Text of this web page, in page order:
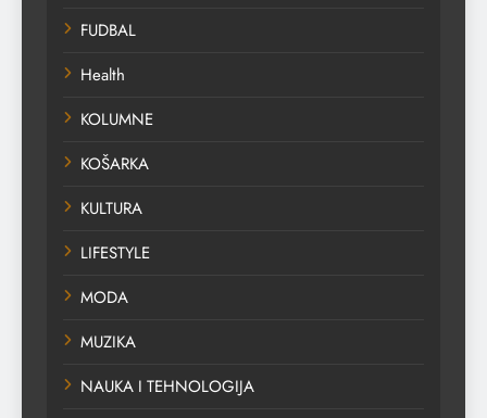
FUDBAL
Health
KOLUMNE
KOŠARKA
KULTURA
LIFESTYLE
MODA
MUZIKA
NAUKA I TEHNOLOGIJA